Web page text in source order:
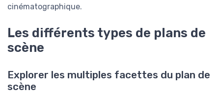
cinématographique.
Les différents types de plans de
scène
Explorer les multiples facettes du plan de
scène